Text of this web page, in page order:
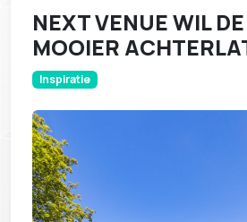
NEXT VENUE WIL
MOOIER
Inspiratie